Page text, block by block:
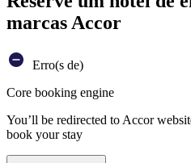
marcas Accor
Erro(s de)
Core booking engine
You’ll be redirected to Accor
book your stay